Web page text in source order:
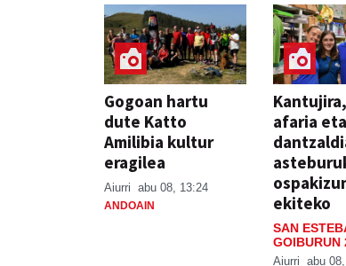
Gogoan hartu
dute Katto
Amilibia kultur
eragilea
Aiurri abu 08, 13:24
ANDOAIN
afaria eta
ekiteko
SAN
GOIBURUN
Aiurri abu